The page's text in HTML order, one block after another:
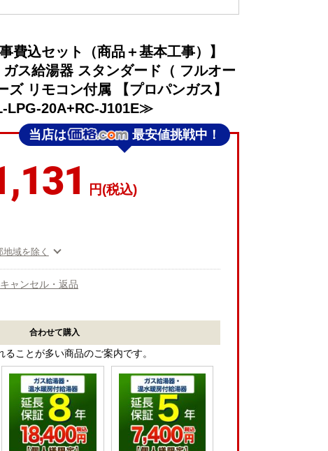
費込セット（商品＋基本工事）】
ス給湯器 スタンダード（ フルオー
ズ リモコン付属 【プロパンガス】
LPG-20A+RC-J101E≫
当店は 最安値挑戦中！
円(税込)
域を除く
キャンセル・返品
合わせて購入
ことが多い商品のご案内です。